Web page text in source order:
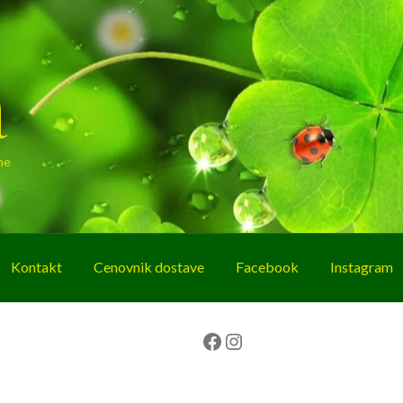
Kontakt Cenovnik dostave Facebook Instagram
Facebook Instagram